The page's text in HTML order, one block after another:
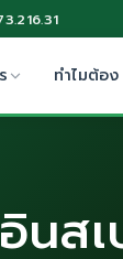
ทำไมต้อง
นสเ